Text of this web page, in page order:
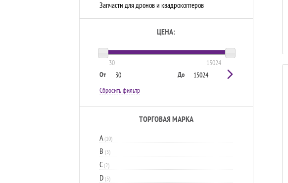
Запчасти для дронов и квадрокоптеров
ЦЕНА:
30
15024
От
До
Сбросить фильтр
ТОРГОВАЯ МАРКА
A(10)
B (5)
C(2)
D (5)